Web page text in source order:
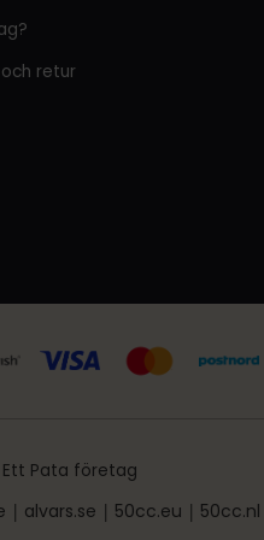
retur
Ett Pata företag
| alvars.se | 50cc.eu | 50cc.nl